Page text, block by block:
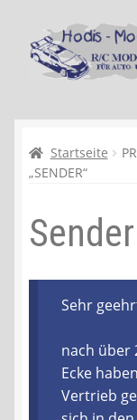
Zur
Navigation
springen
Zum
Inhalt
springen
Kasse
Recycling,
Shop
Warenkorb
Ablauf einer
Startseite
„SENDER“
Sender
Sehr
nach über
Ecke
Vertrieb